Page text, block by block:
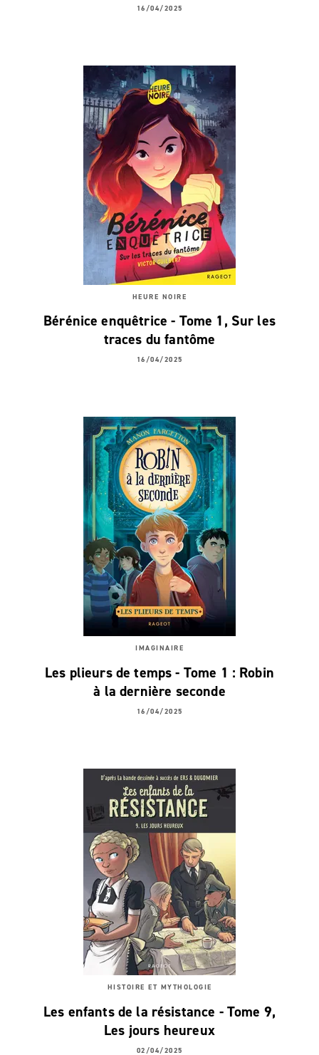
16/04/2025
HEURE NOIRE
Bérénice enquêtrice - Tome 1, Sur les
traces du fantôme
16/04/2025
IMAGINAIRE
Les plieurs de temps - Tome 1 : Robin
à la dernière seconde
16/04/2025
HISTOIRE ET MYTHOLOGIE
Les enfants de la résistance - Tome 9,
Les jours heureux
02/04/2025